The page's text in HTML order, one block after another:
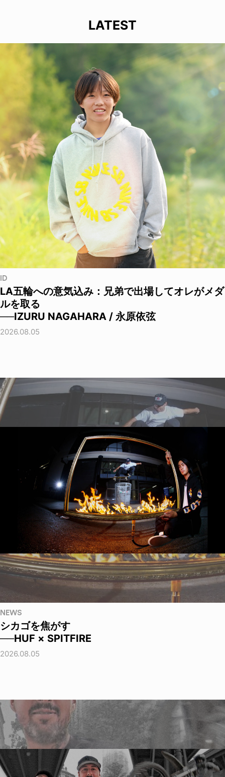
LATEST
ID
LA五輪への意気込み：兄弟で出場してオレがメダ
ルを取る
──IZURU NAGAHARA / 永原依弦
2026.08.05
NEWS
シカゴを焦がす
──HUF × SPITFIRE
2026.08.05